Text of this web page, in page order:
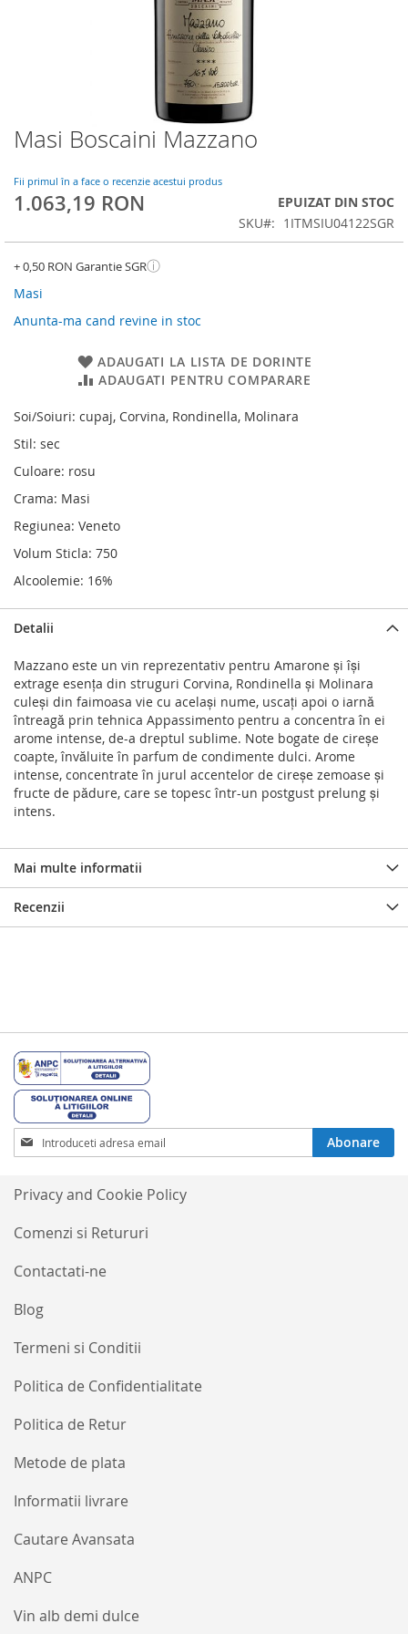
Masi Boscaini Mazzano
Fii primul în a face o recenzie acestui produs
1.063,19 RON
EPUIZAT DIN STOC
SKU
1ITMSIU04122SGR
+ 0,50 RON Garantie SGRⓘ
Masi
Anunta-ma cand revine in stoc
ADAUGATI LA LISTA DE DORINTE
ADAUGATI PENTRU COMPARARE
Soi/Soiuri: cupaj, Corvina, Rondinella, Molinara
Stil: sec
Culoare: rosu
Crama: Masi
Regiunea: Veneto
Volum Sticla: 750
Alcoolemie: 16%
Skip
to
beginning
of
images
gallery
Detalii
Mazzano este un vin reprezentativ pentru Amarone şi îşi
extrage esenţa din struguri Corvina, Rondinella şi Molinara
culeşi din faimoasa vie cu acelaşi nume, uscaţi apoi o iarnă
întreagă prin tehnica Appassimento pentru a concentra în ei
arome intense, de-a dreptul sublime. Note bogate de cireşe
coapte, învăluite în parfum de condimente dulci. Arome
intense, concentrate în jurul accentelor de cireşe zemoase şi
fructe de pădure, care se topesc într-un postgust prelung şi
intens.
Mai multe informatii
Recenzii
Termeni si Conditii
Politica de Confidentialitate
Politica de Retur
Metode de plata
Informatii livrare
Cautare Avansata
ANPC
Vin alb demi dulce
Privacy and Cookie Policy
Comenzi si Retururi
Contactati-ne
Blog
Inscrieti-
va
Buletinele
noastre
informative
Abonare